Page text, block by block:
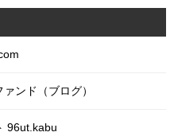
ンド（ブログ）
96ut.kabu